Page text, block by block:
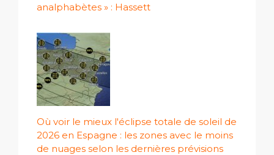
analphabètes » : Hassett
Où voir le mieux l'éclipse totale de soleil de
2026 en Espagne : les zones avec le moins
de nuages ​​selon les dernières prévisions